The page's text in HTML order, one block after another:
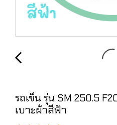
รถเข็น รุ่น SM 250.5
เบาะผ้าสีฟ้า